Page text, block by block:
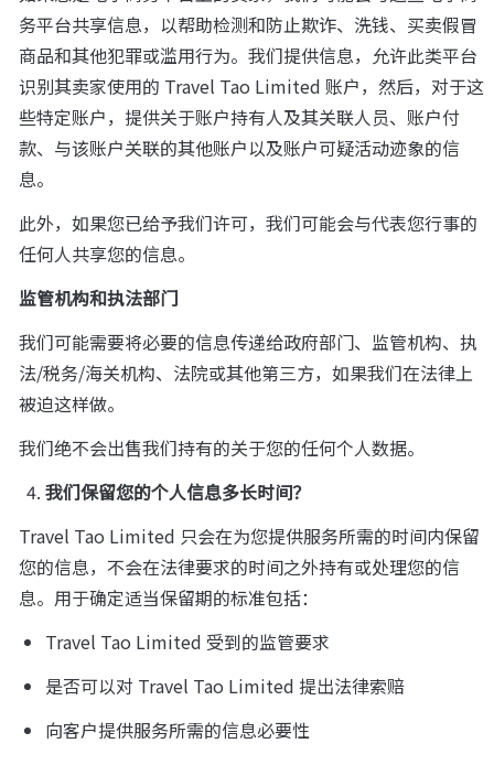
务平台共享信息，以帮助检测和防止欺诈、洗钱、买卖假冒
商品和其他犯罪或滥用行为。我们提供信息，允许此类平台
识别其卖家使用的 Travel Tao Limited 账户，然后，对于这
些特定账户，提供关于账户持有人及其关联人员、账户付
款、与该账户关联的其他账户以及账户可疑活动迹象的信
息。
此外，如果您已给予我们许可，我们可能会与代表您行事的
任何人共享您的信息。
监管机构和执法部门
我们可能需要将必要的信息传递给政府部门、监管机构、执
法/税务/海关机构、法院或其他第三方，如果我们在法律上
被迫这样做。
我们绝不会出售我们持有的关于您的任何个人数据。
我们保留您的个人信息多长时间？
Travel Tao Limited 只会在为您提供服务所需的时间内保留
您的信息，不会在法律要求的时间之外持有或处理您的信
息。用于确定适当保留期的标准包括：
Travel Tao Limited 受到的监管要求
是否可以对 Travel Tao Limited 提出法律索赔
向客户提供服务所需的信息必要性